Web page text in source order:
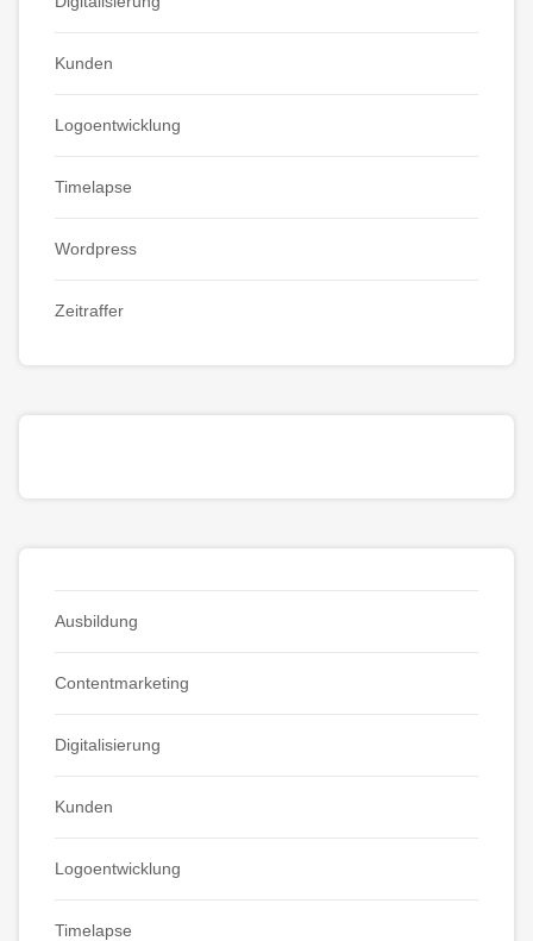
Kunden
Logoentwicklung
Timelapse
Wordpress
Zeitraffer
Ausbildung
Contentmarketing
Digitalisierung
Kunden
Logoentwicklung
Timelapse